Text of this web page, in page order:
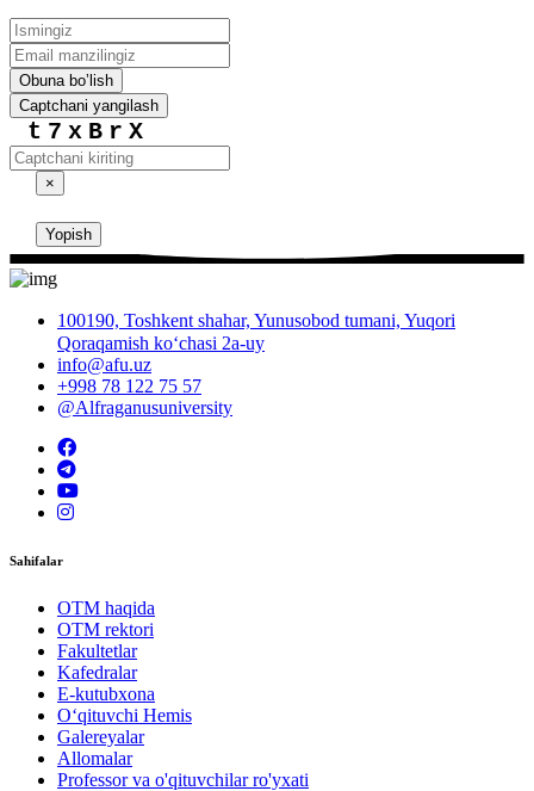
Obuna boʼlish
Captchani yangilash
t7xBrX
×
Yopish
100190, Toshkent shahar, Yunusobod tumani, Yuqori
Qoraqamish ko‘chasi 2a-uy
info@afu.uz
+998 78 122 75 57
@Alfraganusuniversity
Sahifalar
OTM haqida
OTM rektori
Fakultetlar
Kafedralar
E-kutubxona
O‘qituvchi Hemis
Galereyalar
Allomalar
Professor va o'qituvchilar ro'yxati